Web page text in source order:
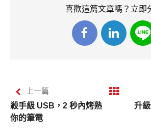
喜歡這篇文章嗎？立即
上一篇
殺手級 USB，2 秒內烤熟
你的筆電
升